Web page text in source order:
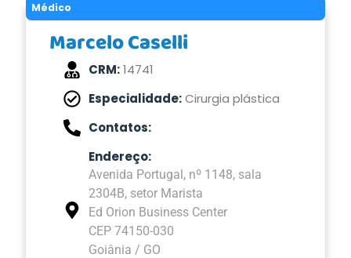
Médico
Marcelo Caselli
CRM:14741
Especialidade:Cirurgia plástica
Contatos:
Endereço:
Avenida Portugal, nº 1148, sala
2304B, setor Marista
Ed Orion Business Center
CEP 74150-030
Goiânia / GO